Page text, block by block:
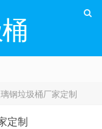
钢垃圾桶厂家定制
定制